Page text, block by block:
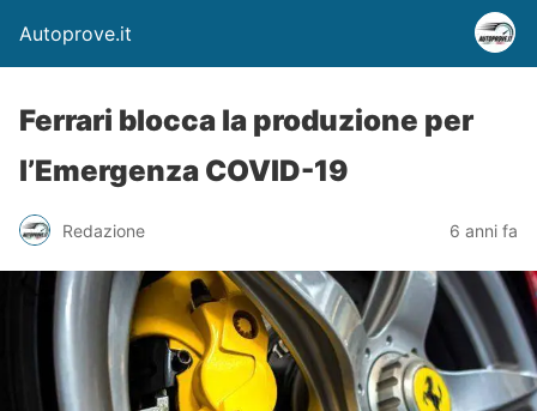
Autoprove.it
Ferrari blocca la produzione per
l’Emergenza COVID-19
Redazione 6 anni fa